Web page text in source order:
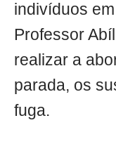
indivíduos
Professor
realizar a
parada, os
fuga.